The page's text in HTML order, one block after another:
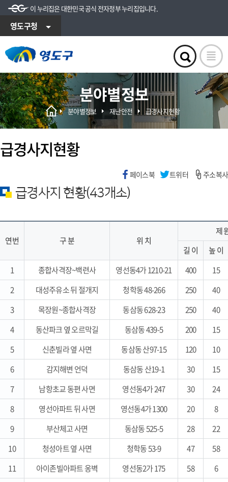
이 누리집은 대한민국 공식 전자정부 누리집입니다.
영도구청
분야별정보
분야별정보 재난안전 급경사지현황
급경사지현황
페이스북 트위터 주소복사
급경사지 현황(43개소)
연번 구 분 위 치
제
길 이
높 이
1
종합사격장~백련사 영선동4가 1210-21 400
15
2
대성주유소 뒤 절개지 청학동 48-266 250
40
3
목장원~종합사격장 동삼동 628-23 250
40
4
동산파크 옆 오르막길 동삼동 439-5 200
15
5
신춘빌라 옆 사면 동삼동 산97-15 120
10
6
감지해변 언덕 동삼동 산19-1 30
15
7
남항초교 동편 사면 영선동4가 247 30
24
8
영선아파트 뒤 사면 영선동4가 1300 20
8
9
부산체고 사면 동삼동 525-5 28
22
10
청성아트 옆 사면 청학동 53-9 47
58
11
아이존빌아파트 옹벽 영선동2가 175 58
6